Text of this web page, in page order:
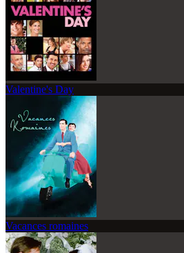
Valentine's Day
Vacances romaines